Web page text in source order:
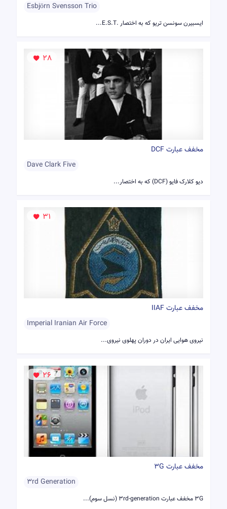
Esbjörn Svensson Trio
ایسبیرن سونسن تریو که به اختصار E.S.T.‎...
28
مخفف عبارت DCF
Dave Clark Five
دیو کلارک فایو (DCF) که به اختصار...
31
مخفف عبارت IIAF
Imperial Iranian Air Force
نیروی هوایی ایران در دوران پهلوی نیروی...
26
مخفف عبارت 3G
3rd Generation
3G مخفف عبارت 3rd-generation (نسل سوم)...